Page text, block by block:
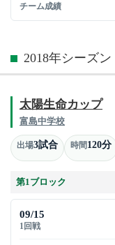
チーム成績
2018年シーズン
太陽生命カップ
富島中学校
出場3試合 時間120分
第1ブロック
09/15
1回戦